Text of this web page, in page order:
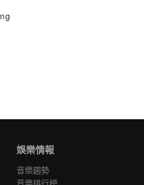
娛樂情報
音樂趨勢
音樂排行榜